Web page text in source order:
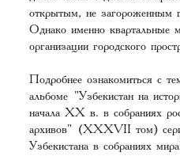
открытым, не загороженным
Однако именно квартальные
организации городского
Подробнее ознакомиться с
альбоме "Узбекистан на
начала XX в. в собраниях
архивов" (XXXVII том)
Узбекистана в собраниях